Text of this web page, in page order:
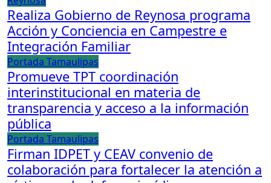
Realiza Gobierno de Reynosa programa
Acción y Conciencia en Campestre e
Integración Familiar
Portada Tamaulipas
Promueve TPT coordinación
interinstitucional en materia de
transparencia y acceso a la información
pública
Portada Tamaulipas
Firman IDPET y CEAV convenio de
colaboración para fortalecer la atención a